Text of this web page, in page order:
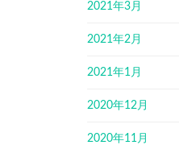
2021年3月
2021年2月
2021年1月
2020年12月
2020年11月